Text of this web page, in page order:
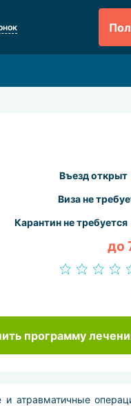
Въезд открыт
Виза не
Карантин не требуется
до
программу
и атравматичные